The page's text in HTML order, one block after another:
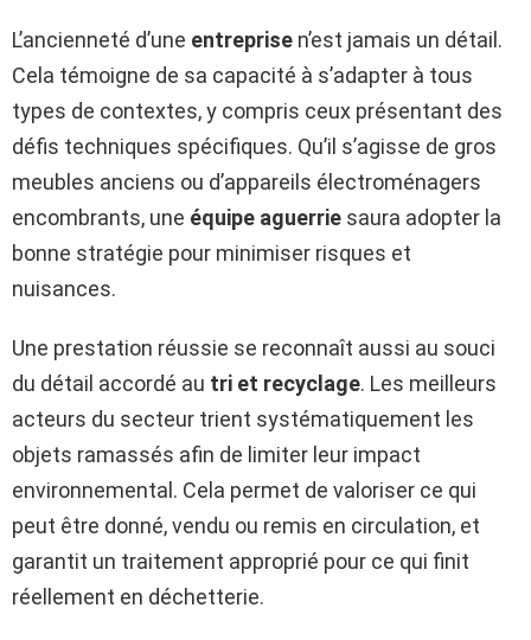
L’ancienneté d’une entreprise n’est jamais un détail.
Cela témoigne de sa capacité à s’adapter à tous
types de contextes, y compris ceux présentant des
défis techniques spécifiques. Qu’il s’agisse de gros
meubles anciens ou d’appareils électroménagers
encombrants, une équipe aguerrie saura adopter la
bonne stratégie pour minimiser risques et
nuisances.
Une prestation réussie se reconnaît aussi au souci
du détail accordé au tri et recyclage. Les meilleurs
acteurs du secteur trient systématiquement les
objets ramassés afin de limiter leur impact
environnemental. Cela permet de valoriser ce qui
peut être donné, vendu ou remis en circulation, et
garantit un traitement approprié pour ce qui finit
réellement en déchetterie.